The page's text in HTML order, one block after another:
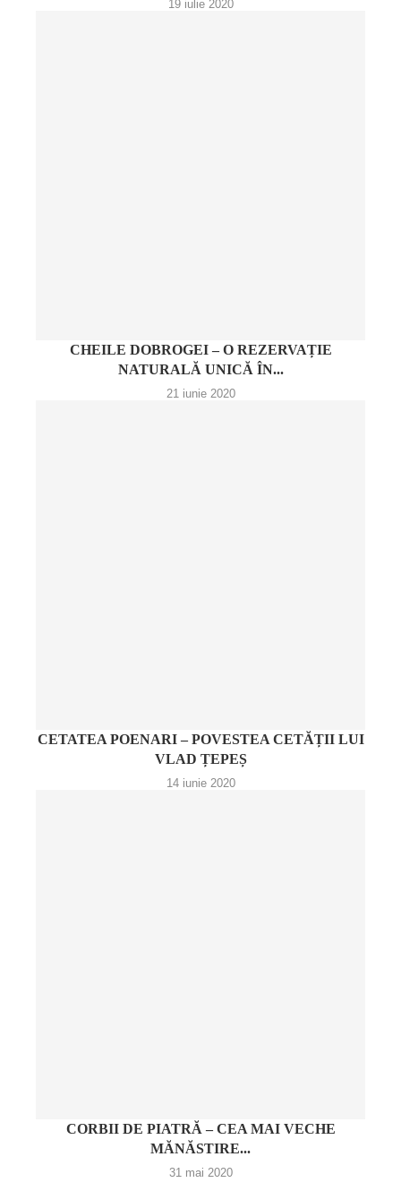
19 iulie 2020
CHEILE DOBROGEI – O REZERVAȚIE
NATURALĂ UNICĂ ÎN...
21 iunie 2020
CETATEA POENARI – POVESTEA CETĂȚII LUI
VLAD ȚEPEȘ
14 iunie 2020
CORBII DE PIATRĂ – CEA MAI VECHE
MĂNĂSTIRE...
31 mai 2020